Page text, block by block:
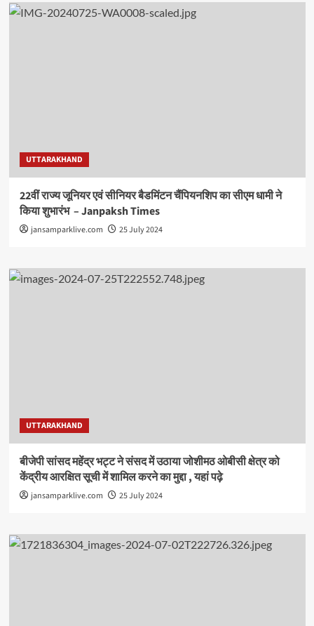
UTTARAKHAND
22वीं राज्य जूनियर एवं सीनियर बैडमिंटन चैंपियनशिप का सीएम धामी ने
किया शुभारंभ – Janpaksh Times
jansamparklive.com 25 July 2024
UTTARAKHAND
बीजेपी सांसद महेंद्र भट्ट ने संसद में उठाया जोशीमठ ओबीसी क्षेत्र को
केंद्रीय आरक्षित सूची में शामिल करने का मुद्दा , यहां पढ़े
jansamparklive.com 25 July 2024